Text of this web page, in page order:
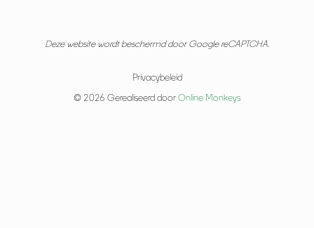
Deze website wordt beschermd door Google reCAPTCHA.
Privacybeleid
© 2026 Gerealiseerd door Online Monkeys